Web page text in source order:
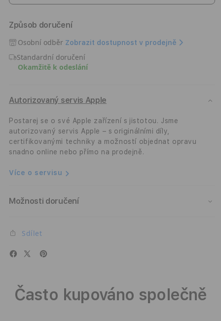
množství
Kryt
pro
iPhone
17
Pro
Slim
-
černo-
šedý
Slim
Způsob doručení
Osobní odběr Zobrazit dostupnost v prodejně
Standardní doručení
Okamžitě k odeslání
Autorizovaný servis Apple
Postarej se o své Apple zařízení s jistotou. Jsme
autorizovaný servis Apple – s originálními díly,
certifikovanými techniky a možností objednat opravu
snadno online nebo přímo na prodejně.
Více o servisu
Možnosti doručení
Sdílet
Často kupováno společně